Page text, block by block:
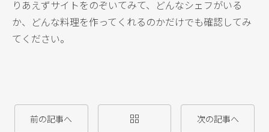
りあえずサイトをのぞいてみて、どんなシェフがいる
か、どんな料理を作ってくれるのかだけでも確認してみ
てください。
前の記事へ 次の記事へ